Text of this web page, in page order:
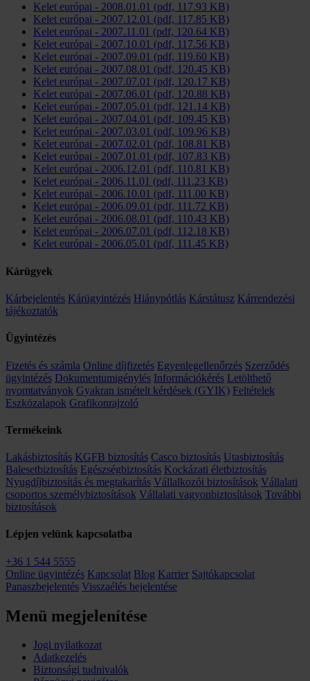
Kelet európai - 2008.01.01 (pdf, 117.93 KB)
Kelet európai - 2007.12.01 (pdf, 117.85 KB)
Kelet európai - 2007.11.01 (pdf, 120.64 KB)
Kelet európai - 2007.10.01 (pdf, 117.56 KB)
Kelet európai - 2007.09.01 (pdf, 119.60 KB)
Kelet európai - 2007.08.01 (pdf, 120.45 KB)
Kelet európai - 2007.07.01 (pdf, 120.17 KB)
Kelet európai - 2007.06.01 (pdf, 120.88 KB)
Kelet európai - 2007.05.01 (pdf, 121.14 KB)
Kelet európai - 2007.04.01 (pdf, 109.45 KB)
Kelet európai - 2007.03.01 (pdf, 109.96 KB)
Kelet európai - 2007.02.01 (pdf, 108.81 KB)
Kelet európai - 2007.01.01 (pdf, 107.83 KB)
Kelet európai - 2006.12.01 (pdf, 110.81 KB)
Kelet európai - 2006.11.01 (pdf, 111.23 KB)
Kelet európai - 2006.10.01 (pdf, 111.00 KB)
Kelet európai - 2006.09.01 (pdf, 111.72 KB)
Kelet európai - 2006.08.01 (pdf, 110.43 KB)
Kelet európai - 2006.07.01 (pdf, 112.18 KB)
Kelet európai - 2006.05.01 (pdf, 111.45 KB)
Kárügyek
Kárbejelentés Kárügyintézés Hiánypótlás Kárstátusz Kárrendezési
tájékoztatók
Ügyintézés
Fizetés és számla Online díjfizetés Egyenlegellenőrzés Szerződés
ügyintézés Dokumentumigénylés Információkérés Letölthető
nyomtatványok Gyakran ismételt kérdések (GYIK) Feltételek
Eszközalapok Grafikonrajzoló
Termékeink
Lakásbiztosítás KGFB biztosítás Casco biztosítás Utasbiztosítás
Balesetbiztosítás Egészségbiztosítás Kockázati életbiztosítás
Nyugdíjbiztosítás és megtakarítás Vállalkozói biztosítások Vállalati
csoportos személybiztosítások Vállalati vagyonbiztosítások További
biztosítások
Lépjen velünk kapcsolatba
+36 1 544 5555
Online ügyintézés Kapcsolat Blog Karrier Sajtókapcsolat
Panaszbejelentés Visszaélés bejelentése
Menü megjelenítése
Jogi nyilatkozat
Adatkezelés
Biztonsági tudnivalók